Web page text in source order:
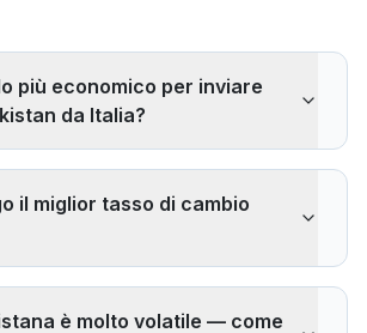
più economico per inviare
da Italia?
Il corridoio UK→Pakistan è uno dei più
spesso al di sotto dell'obiettivo
il miglior tasso di cambio
è molto volatile — come